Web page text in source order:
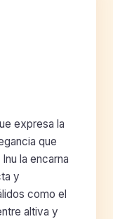
expresa la
que
la encarna
y
como el
altiva y